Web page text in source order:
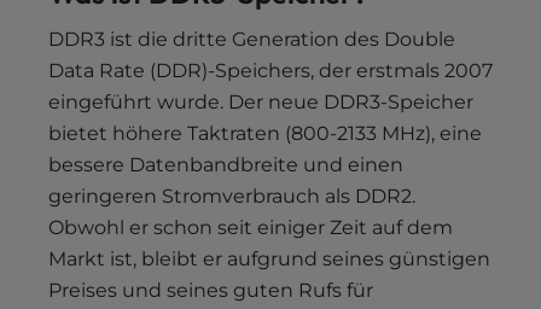
DDR3 ist die dritte Generation des Double
Data Rate (DDR)-Speichers, der erstmals 2007
eingeführt wurde. Der neue DDR3-Speicher
bietet höhere Taktraten (800-2133 MHz), eine
bessere Datenbandbreite und einen
geringeren Stromverbrauch als DDR2.
Obwohl er schon seit einiger Zeit auf dem
Markt ist, bleibt er aufgrund seines günstigen
Preises und seines guten Rufs für